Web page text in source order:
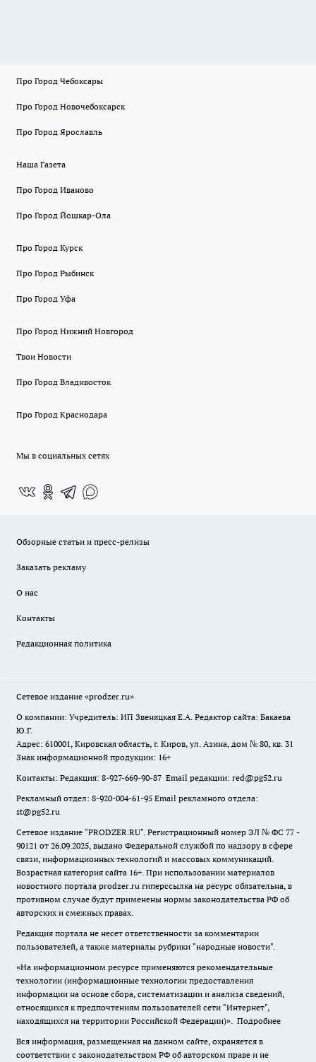
Про Город Чебоксары
Про Город Новочебоксарск
Про Город Ярославль
Наша Газета
Про Город Иваново
Про Город Йошкар-Ола
Про Город Курск
Про Город Рыбинск
Про Город Уфа
Про Город Нижний Новгород
Твои Новости
Про Город Владивосток
Про Город Краснодара
Мы в социальных сетях
Обзорные статьи и пресс-релизы
Заказать рекламу
О нас
Контакты
Редакционная политика
Сетевое издание «prodzer.ru»
О компании: Учредитель: ИП Звеняцкая Е.А. Редактор сайта: Бакаева
Ю.Г.
Адрес: 610001, Кировская область, г. Киров, ул. Азина, дом № 80, кв. 31
Знак информационной продукции: 16+
Контакты: Редакция: 8-927-669-90-87 Email редакции: red@pg52.ru
Рекламный отдел: 8-920-004-61-95 Email рекламного отдела:
st@pg52.ru
Сетевое издание "PRODZER.RU". Регистрационный номер ЭЛ № ФС 77 -
90121 от 26.09.2025, выдано Федеральной службой по надзору в сфере
связи, информационных технологий и массовых коммуникаций.
Возрастная категория сайта 16+. При использовании материалов
новостного портала prodzer.ru гиперссылка на ресурс обязательна, в
противном случае будут применены нормы законодательства РФ об
авторских и смежных правах.
Редакция портала не несет ответственности за комментарии
пользователей, а также материалы рубрики "народные новости".
«На информационном ресурсе применяются рекомендательные
технологии (информационные технологии предоставления
информации на основе сбора, систематизации и анализа сведений,
относящихся к предпочтениям пользователей сети "Интернет",
находящихся на территории Российской Федерации)». Подробнее
Вся информация, размещенная на данном сайте, охраняется в
соответствии с законодательством РФ об авторском праве и не